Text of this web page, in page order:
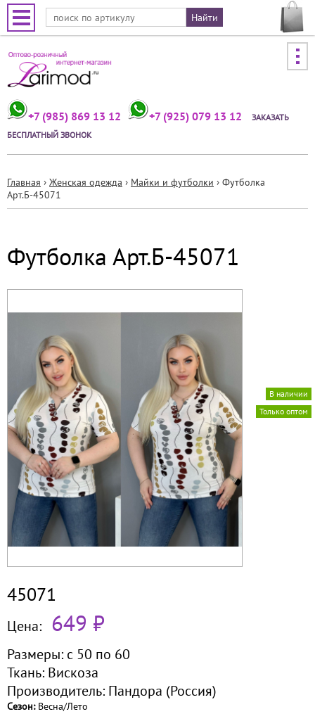
Jump to navigation
+7 (985) 869 13 12 +7 (925) 079 13 12
ЗАКАЗАТЬ
БЕСПЛАТНЫЙ ЗВОНОК
Вы
Главная › Женская одежда › Майки и футболки › Футболка
Арт.Б-45071
Футболка Арт.Б-45071
Только оптом
В наличии
45071
Цена: 649 ₽
Размеры: с 50 по 60
Ткань: Вискоза
Производитель: Пандора (Россия)
Сезон: Весна/Лето